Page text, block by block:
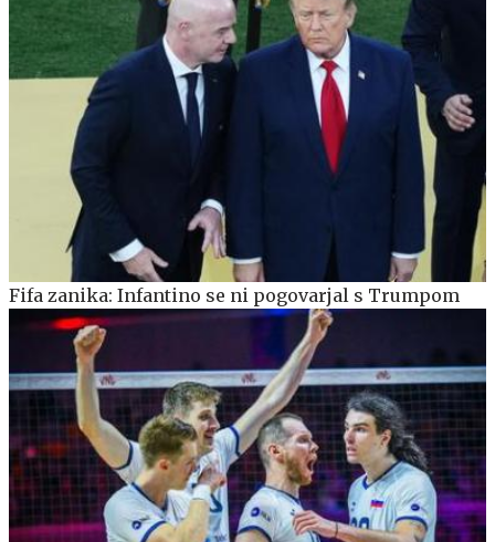
Fifa zanika: Infantino se ni pogovarjal s Trumpom